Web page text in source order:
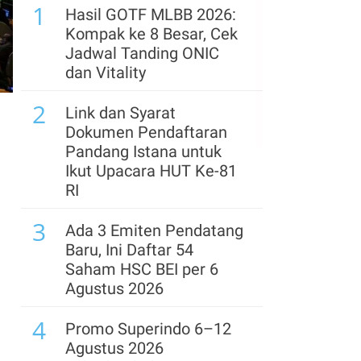
5
Resmi! Free Float Saham
Prajogo Pangestu Ini
Melewati Batas Minimal
MSCI
6
IHSG Berpeluang
Menguat pada Kamis
(6/8), Ini Kata Analis
Proyeksi Laba & Target
Dikerek Naik Usai Rilis
Lapkeu Semester I
Rupiah Berpotensi
Terkoreksi Kamis (6/8),
Ini Proyeksi
Pergerakannya
1
Hasil GOTF MLBB 2026:
Kompak ke 8 Besar, Cek
Jadwal Tanding ONIC
dan Vitality
2
Link dan Syarat
Dokumen Pendaftaran
Pandang Istana untuk
Ikut Upacara HUT Ke-81
RI
3
Ada 3 Emiten Pendatang
Baru, Ini Daftar 54
Saham HSC BEI per 6
Agustus 2026
4
Promo Superindo 6–12
Agustus 2026